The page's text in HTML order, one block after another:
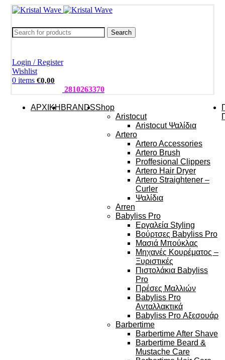
Search
Login / Register
Wishlist
0 items €0,00
2810263370
ΑΡΧΙΚΗ BRANDSShop
Aristocut
Aristocut Ψαλίδια
Artero
Artero Accessories
Artero Brush
Proffesional Clippers
Artero Hair Dryer
Artero Straightener –
Curler
Ψαλίδια
Arren
Babyliss Pro
Εργαλεία Styling
Βούρτσες Babyliss Pro
Μασιά Μπούκλας
Μηχανές Κουρέματος –
Ξυριστικές
Πιστολάκια Babyliss
Pro
Πρέσες Μαλλιών
Babyliss Pro
Ανταλλακτικά
Babyliss Pro Αξεσουάρ
Barbertime
Barbertime After Shave
Barbertime Beard &
Mustache Care